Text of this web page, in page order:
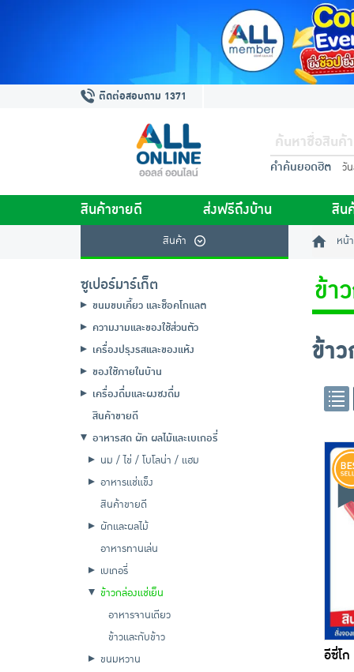
ติดต่อสอบถาม 1371
คำค้นยอดฮิต วั
สินค้าขายดี ส่งฟรีถึงบ้าน สิน
สินค้า หน้
ซูเปอร์มาร์เก็ต
ขนมขบเคี้ยว และช็อคโกแลต
ความงามและของใช้ส่วนตัว
เครื่องปรุงรสและของแห้ง
ของใช้ภายในบ้าน
เครื่องดื่มและผงชงดื่ม
สินค้าขายดี
อาหารสด ผัก ผลไม้และเบเกอรี่
นม / ไข่ / โบโลน่า / แฮม
อาหารแช่แข็ง
สินค้าขายดี
ผักและผลไม้
อาหารทานเล่น
เบเกอรี่
ข้าวกล่องแช่เย็น
อาหารจานเดียว
ข้าวและกับข้าว
ขนมหวาน
ข้า
ข้า
อีซี่โ